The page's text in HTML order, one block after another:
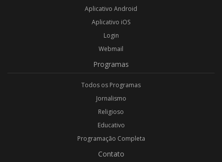
Aplicativo Android
Aplicativo iOS
Login
Webmail
Programas
Todos os Programas
Jornalismo
Religioso
Educativo
Programação Completa
Contato